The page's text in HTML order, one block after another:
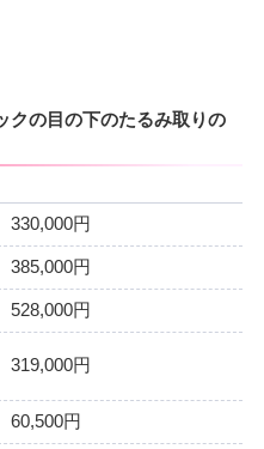
クの目の下のたるみ取りの
330,000円
385,000円
528,000円
319,000円
60,500円